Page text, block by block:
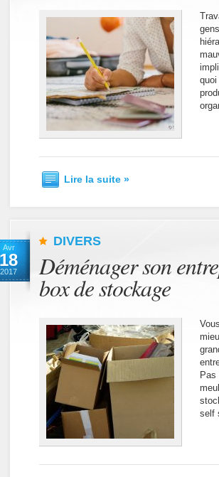
quoi
Lire la suite »
Avr
18
2017
DIVERS
Déménager son
box de stockage
self